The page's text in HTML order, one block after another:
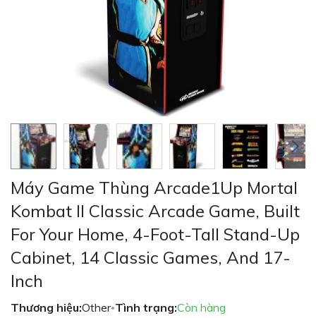
đến
phần
của
thư
hình
ảnh
Máy Game Thùng Arcade1Up Mortal
Kombat II Classic Arcade Game, Built
For Your Home, 4-Foot-Tall Stand-Up
Cabinet, 14 Classic Games, And 17-
Inch
Thương hiệu:Other•Tình trạng:Còn hàng